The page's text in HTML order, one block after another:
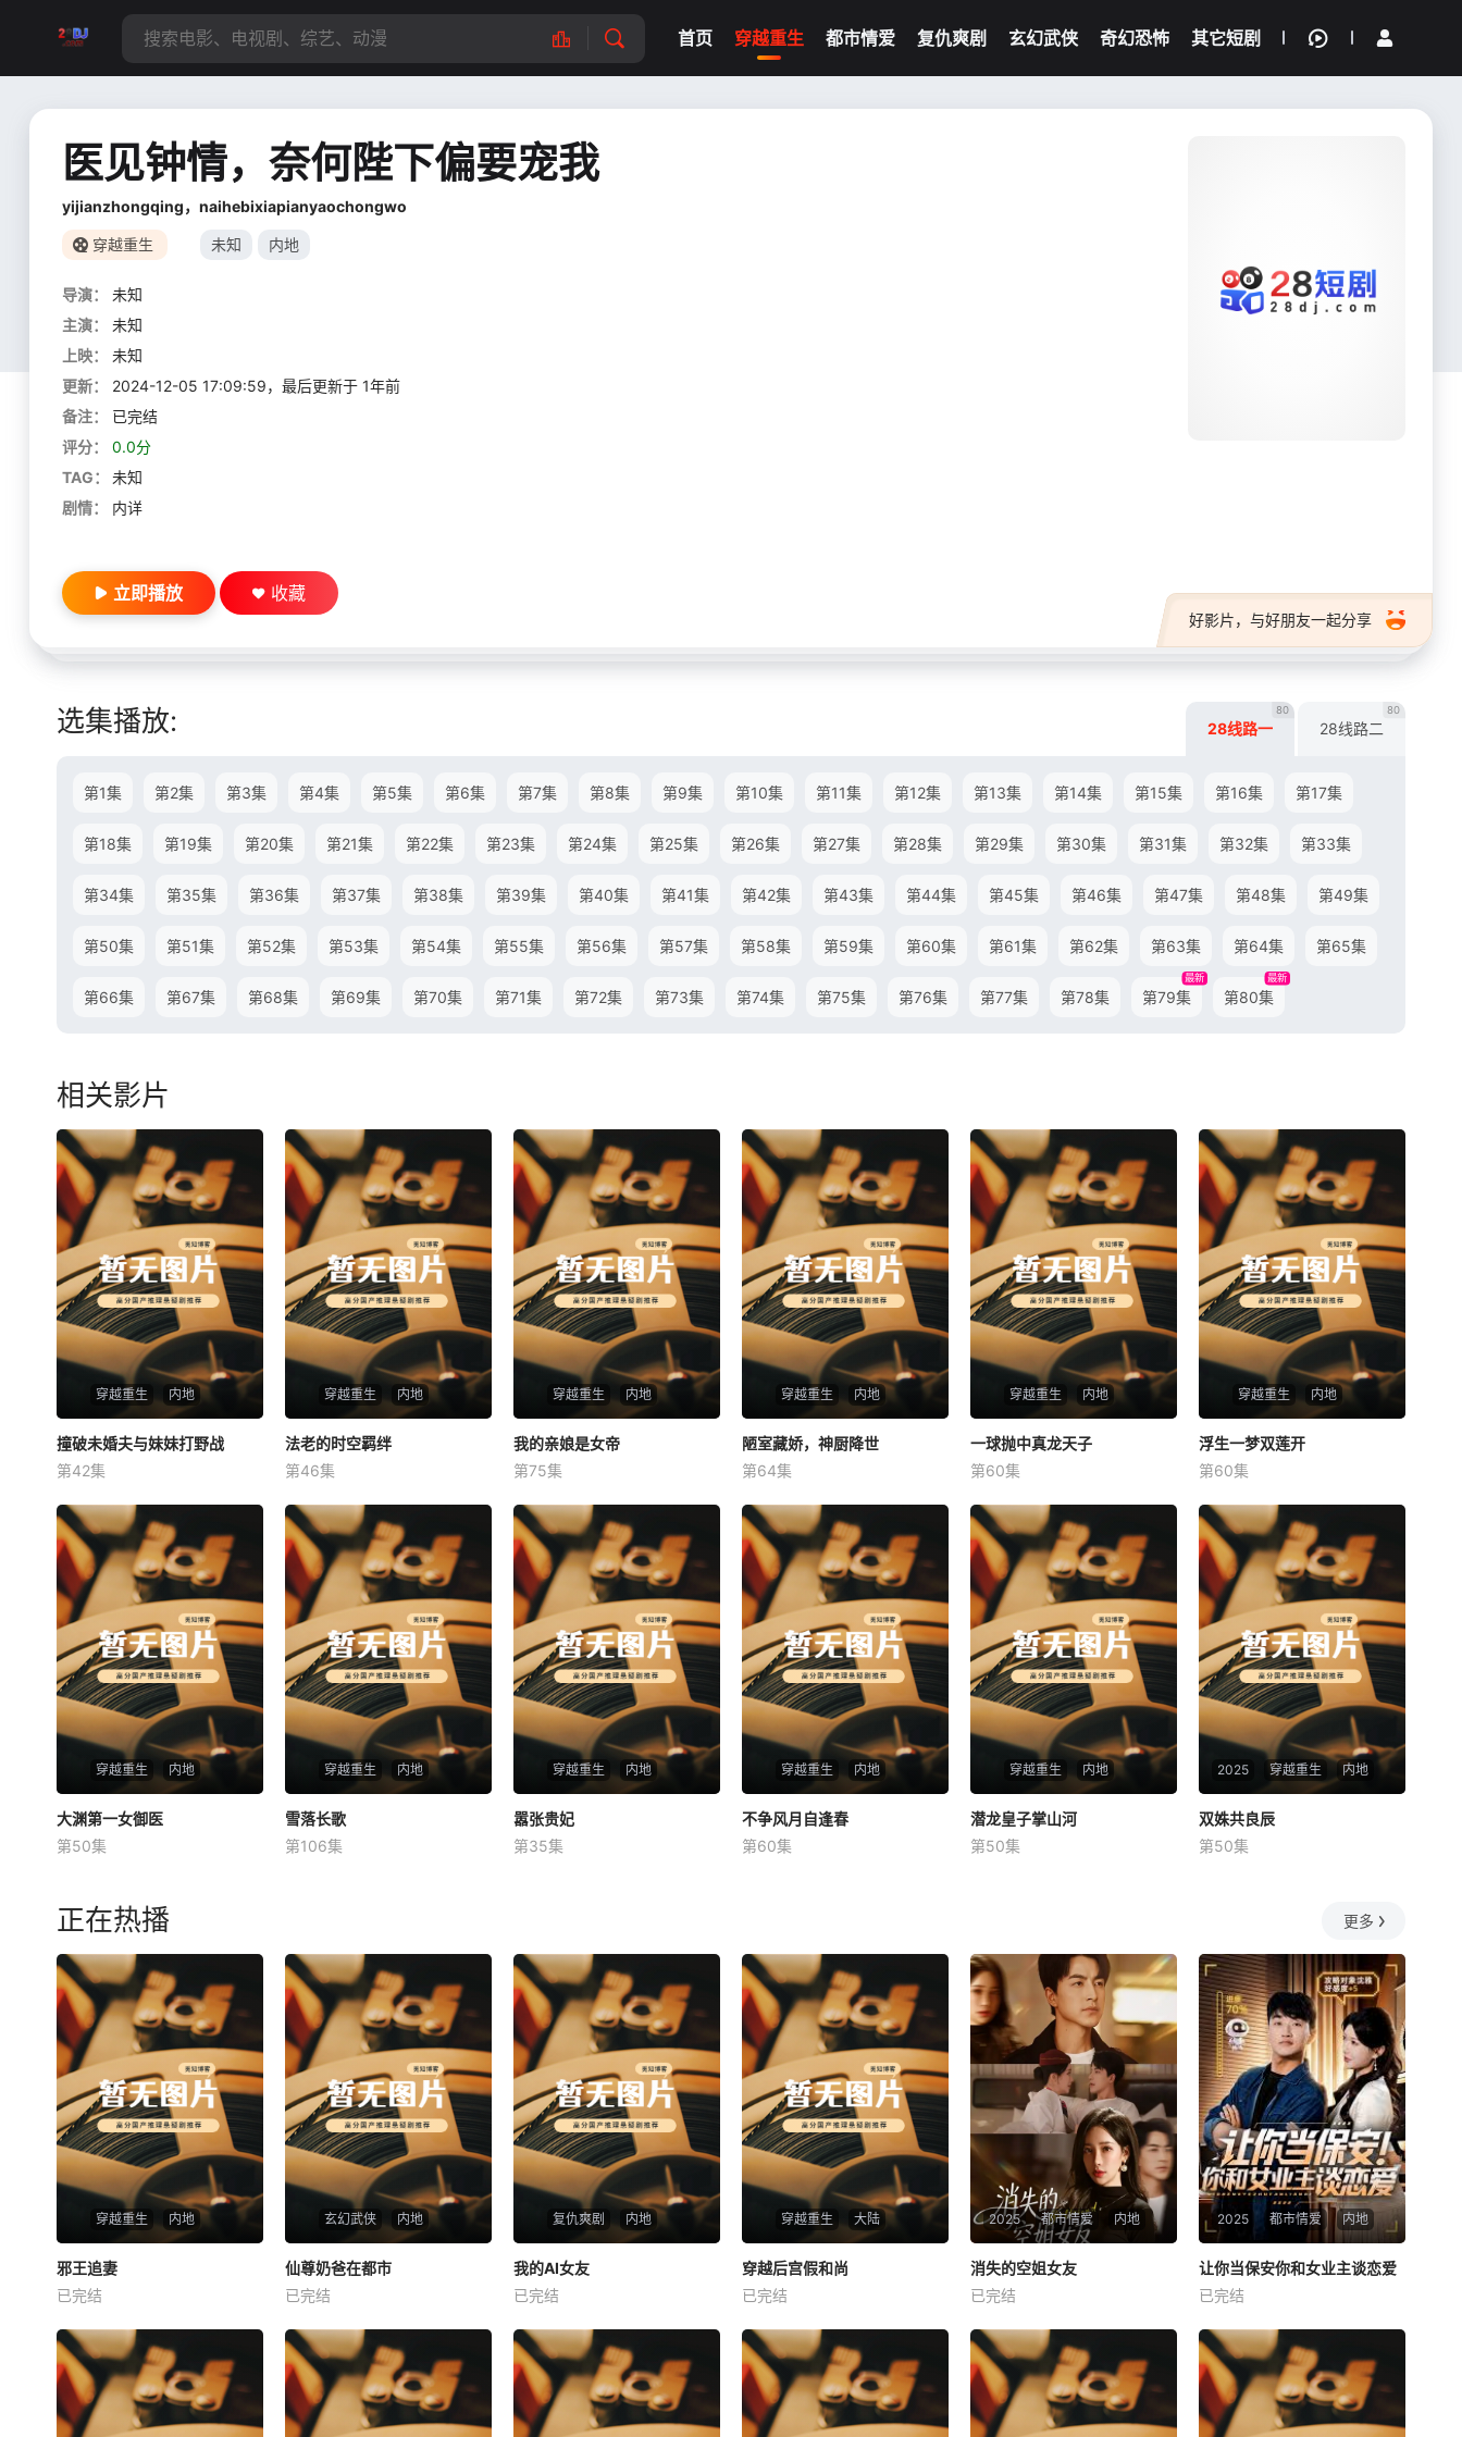
首页 穿越重生 都市情爱 复仇爽剧 玄幻武侠 奇幻恐怖 其它短剧
我的观影记录
医见钟情，奈何陛下偏要宠我
yijianzhongqing，naihebixiapianyaochongwo
穿越重生 未知 内地
导演：
未知
主演：
未知
上映：
未知
更新：
2024-12-05 17:09:59，最后更新于 1年前
备注：
已完结
评分：
0.0分
TAG：
未知
剧情：
内详
好影片，与好朋友一起分享
立即播放 收藏
选集播放: 28线路一
80
28线路二
80
第1集 第2集 第3集 第4集 第5集 第6集 第7集 第8集 第9集 第10集 第11集 第12集 第13集 第14集 第15集 第16集 第17集
第18集 第19集 第20集 第21集 第22集 第23集 第24集 第25集 第26集 第27集 第28集 第29集 第30集 第31集 第32集 第33集
第34集 第35集 第36集 第37集 第38集 第39集 第40集 第41集 第42集 第43集 第44集 第45集 第46集 第47集 第48集 第49集
第50集 第51集 第52集 第53集 第54集 第55集 第56集 第57集 第58集 第59集 第60集 第61集 第62集 第63集 第64集 第65集
第66集 第67集 第68集 第69集 第70集 第71集 第72集 第73集 第74集 第75集 第76集 第77集 第78集 第79集
最新
第80集
最新
相关影片
穿越重生 内地
未知
撞破未婚夫与妹妹打野战
第42集
穿越重生 内地
法老的时空羁绊
未知
法老的时空羁绊
第46集
穿越重生 内地
我的亲娘是女帝
未知
我的亲娘是女帝
第75集
穿越重生 内地
陋室藏娇，神厨降世
未知
陋室藏娇，神厨降世
第64集
穿越重生 内地
一球抛中真龙天子
未知
一球抛中真龙天子
第60集
穿越重生 内地
浮生一梦双莲开
未知
浮生一梦双莲开
第60集
穿越重生 内地
大渊第一女御医
未知
大渊第一女御医
第50集
穿越重生 内地
雪落长歌
未知
雪落长歌
第106集
穿越重生 内地
嚣张贵妃
未知
嚣张贵妃
第35集
穿越重生 内地
不争风月自逢春
未知
不争风月自逢春
第60集
穿越重生 内地
潜龙皇子掌山河
未知
潜龙皇子掌山河
第50集
2025 穿越重生 内地
双姝共良辰
未知
双姝共良辰
第50集
正在热播 更多
穿越重生 内地
邪王追妻
未知
邪王追妻
已完结
玄幻武侠 内地
仙尊奶爸在都市
未知
仙尊奶爸在都市
已完结
复仇爽剧 内地
我的AI女友
未知
我的AI女友
已完结
穿越重生 大陆
穿越后宫假和尚
未知
穿越后宫假和尚
已完结
2025 都市情爱 内地
消失的空姐女友
未知
消失的空姐女友
已完结
2025 都市情爱 内地
未知
让你当保安你和女业主谈恋爱
已完结